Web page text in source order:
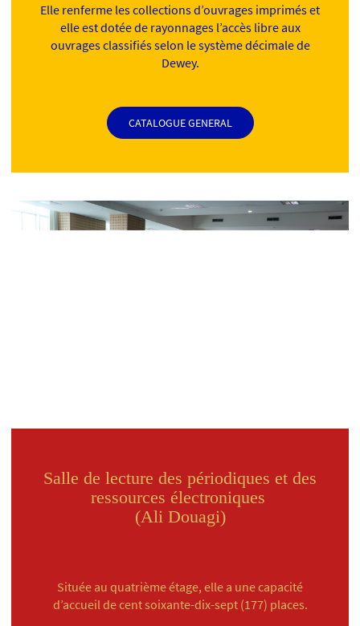
Elle renferme les collections d’ouvrages imprimés et
elle est dotée de rayonnages l’accès libre aux
ouvrages classifiés selon le système décimale de
Dewey.
CATALOGUE GENERAL
Salle de lecture des périodiques et des
ressources électroniques
(Ali Douagi)
Située au quatrième étage, elle a une capacité
d’accueil de cent soixante-dix-sept (177) places.